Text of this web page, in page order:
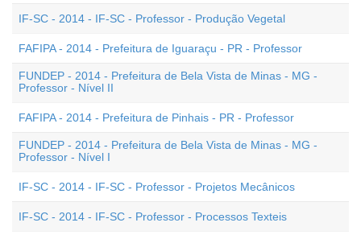
IF-SC - 2014 - IF-SC - Professor - Produção Vegetal
FAFIPA - 2014 - Prefeitura de Iguaraçu - PR - Professor
FUNDEP - 2014 - Prefeitura de Bela Vista de Minas - MG -
Professor - Nível II
FAFIPA - 2014 - Prefeitura de Pinhais - PR - Professor
FUNDEP - 2014 - Prefeitura de Bela Vista de Minas - MG -
Professor - Nível I
IF-SC - 2014 - IF-SC - Professor - Projetos Mecânicos
IF-SC - 2014 - IF-SC - Professor - Processos Texteis